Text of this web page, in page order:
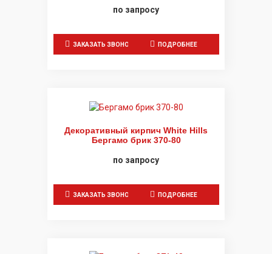
по запросу
ЗАКАЗАТЬ ЗВОНОК ПОДРОБНЕЕ
Декоративный кирпич White Hills
Бергамо брик 370-80
по запросу
ЗАКАЗАТЬ ЗВОНОК ПОДРОБНЕЕ